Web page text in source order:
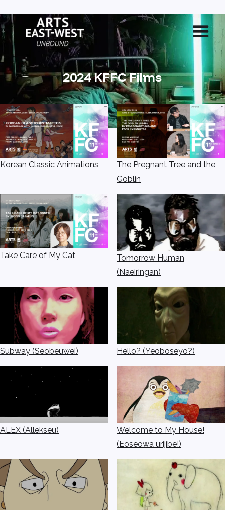
2024 KFFC Films
Korean Classic Animations
The Pregnant Tree and the
Goblin
Take Care of My Cat
Tomorrow Human
(Naeiringan)
Subway (Seobeuwei) Hello? (Yeoboseyo?)
ALEX (Allekseu)
Welcome to My House!
(Eoseowa urijibe!)